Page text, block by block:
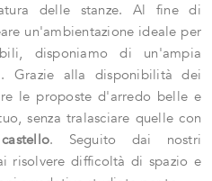
delle stanze. Al fine di
un'ambientazione ideale per
disponiamo di un'ampia
Grazie alla disponibilità dei
le proposte d'arredo belle e
senza tralasciare quelle con
. Seguito dai nostri
risolvere difficoltà di spazio e